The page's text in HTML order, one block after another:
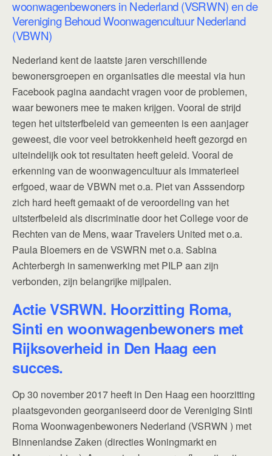
woonwagenbewoners in Nederland (VSRWN) en de
Vereniging Behoud Woonwagencultuur Nederland
(VBWN)
Nederland kent de laatste jaren verschillende
bewonersgroepen en organisaties die meestal via hun
Facebook pagina aandacht vragen voor de problemen,
waar bewoners mee te maken krijgen. Vooral de strijd
tegen het uitsterfbeleid van gemeenten is een aanjager
geweest, die voor veel betrokkenheid heeft gezorgd en
uiteindelijk ook tot resultaten heeft geleid. Vooral de
erkenning van de woonwagencultuur als immaterieel
erfgoed, waar de VBWN met o.a. Piet van Asssendorp
zich hard heeft gemaakt of de veroordeling van het
uitsterfbeleid als discriminatie door het College voor de
Rechten van de Mens, waar Travelers United met o.a.
Paula Bloemers en de VSWRN met o.a. Sabina
Achterbergh in samenwerking met PILP aan zijn
verbonden, zijn belangrijke mijlpalen.
Actie VSRWN. Hoorzitting Roma,
Sinti en woonwagenbewoners met
Rijksoverheid in Den Haag een
succes.
Op 30 november 2017 heeft in Den Haag een hoorzitting
plaatsgevonden georganiseerd door de Vereniging Sinti
Roma Woonwagenbewoners Nederland (VSRWN ) met
Binnenlandse Zaken (directies Woningmarkt en